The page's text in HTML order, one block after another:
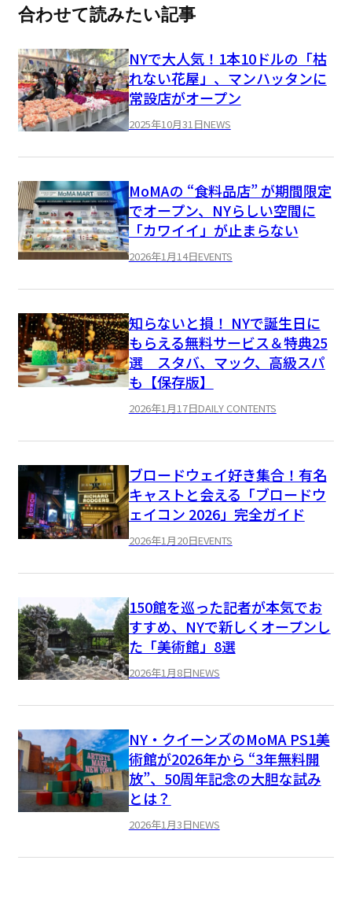
合わせて読みたい記事
NYで大人気！1本10ドルの「枯
れない花屋」、マンハッタンに
常設店がオープン
2025年10月31日NEWS
MoMAの “食料品店” が期間限定
でオープン、NYらしい空間に
「カワイイ」が止まらない
2026年1月14日EVENTS
知らないと損！ NYで誕生日に
もらえる無料サービス＆特典25
選 スタバ、マック、高級スパ
も【保存版】
2026年1月17日DAILY CONTENTS
ブロードウェイ好き集合！有名
キャストと会える「ブロードウ
ェイコン 2026」完全ガイド
2026年1月20日EVENTS
150館を巡った記者が本気でお
すすめ、NYで新しくオープンし
た「美術館」8選
2026年1月8日NEWS
NY・クイーンズのMoMA PS1美
術館が2026年から “3年無料開
放”、50周年記念の大胆な試み
とは？
2026年1月3日NEWS